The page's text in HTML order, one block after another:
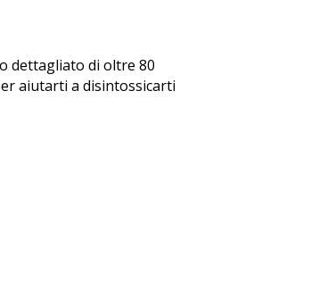
dettagliato di oltre 80
aiutarti a disintossicarti